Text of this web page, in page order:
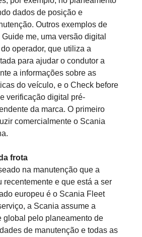
dados de posição e
Outros exemplos de
me, uma versão digital
operador, que utiliza a
para ajudar o condutor a
a informações sobre as
do veículo, e o Check before
verificação digital pré-
da marca. O primeiro
comercialmente o Scania
frota
na manutenção que a
recentemente e que está a ser
europeu é o Scania Fleet
a Scania assume a
global pelo planeamento de
de manutenção e todas as